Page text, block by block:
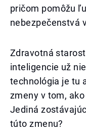
pričom pomôžu
nebezpečenstvá
Zdravotná
inteligencie už
technológia je tu
zmeny v tom,
Jediná
túto zmenu?